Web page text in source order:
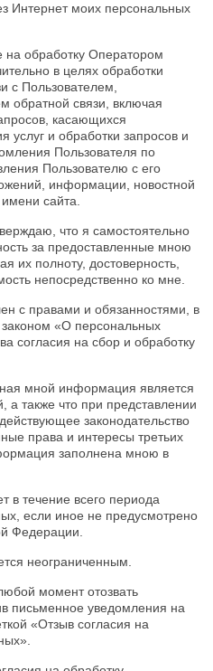
Интернет моих персональных
на обработку Оператором
в целях обработки
с Пользователем,
обратной связи, включая
касающихся
услуг и обработки запросов и
Пользователя по
Пользователю с его
информации, новостной
сайта.
что я самостоятельно
за предоставленные мною
их полноту, достоверность,
непосредственно ко мне.
с правами и обязанностями, в
«О персональных
согласия на сбор и обработку
мной информация является
а также что при представлении
законодательство
права и интересы третьих
заполнена мною в
в течение всего периода
если иное не предусмотрено
Федерации.
неограниченным.
момент отозвать
письменное уведомления на
«Отзыв согласия на